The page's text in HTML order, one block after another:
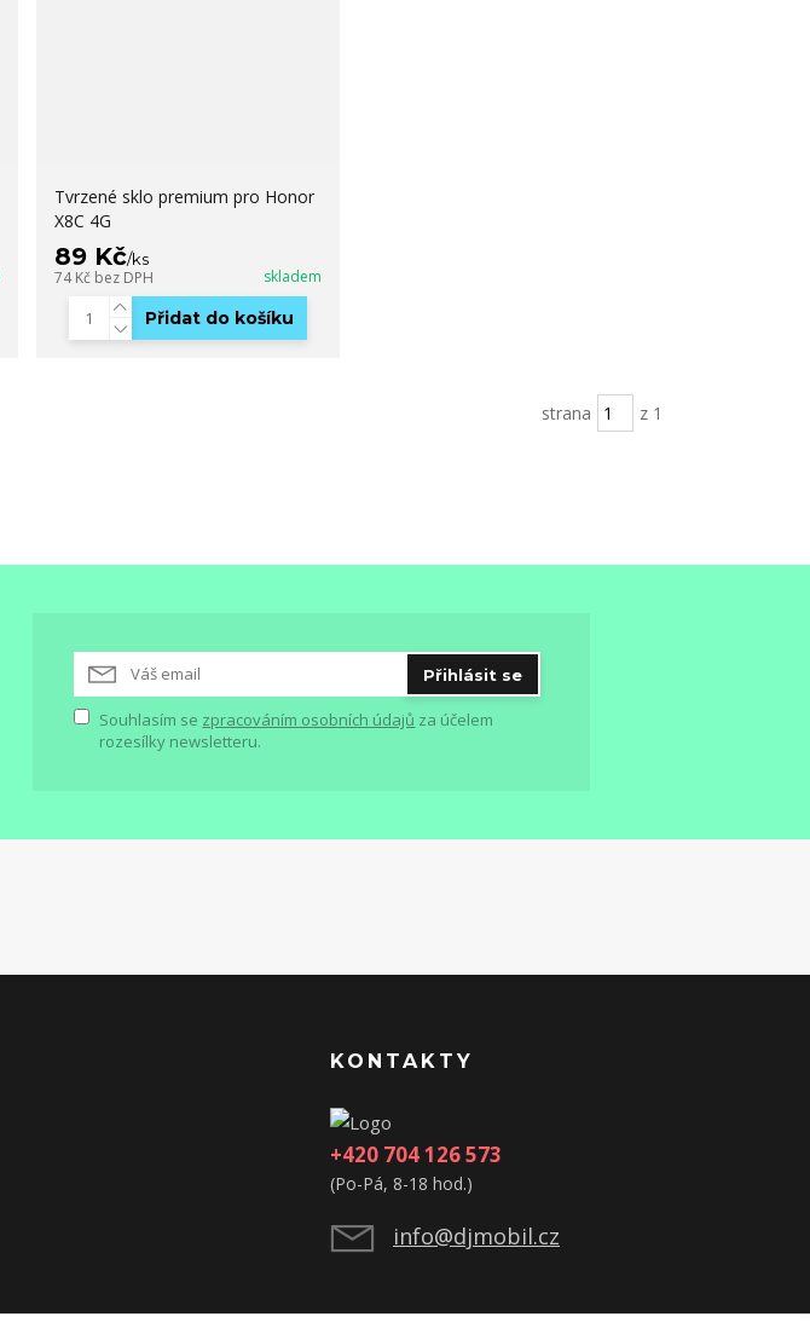
Tvrzené sklo premium pro Honor
X8C 4G
89 Kč/ks
74 Kč bez DPH skladem
Přidat do košíku
strana z 1
Přihlásit se
Souhlasím se zpracováním osobních údajů za účelem
rozesílky newsletteru.
KONTAKTY
+420 704 126 573
(Po-Pá, 8-18 hod.)
info@djmobil.cz